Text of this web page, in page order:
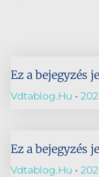
Ez a bejegyzés
Vdtablog.hu
Ez a bejegyzés
Vdtablog.hu